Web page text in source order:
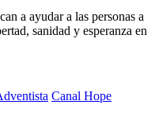
a ayudar a las personas a
sanidad y esperanza en
Canal Hope